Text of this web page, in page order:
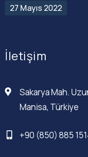
27 Mayıs 2022
İletişim
Sakarya Mah.
Manisa, Türkiye
+90 (850) 885